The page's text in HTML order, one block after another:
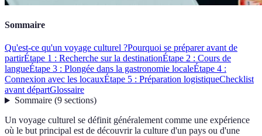
Sommaire
Qu'est-ce qu'un voyage culturel ?Pourquoi se préparer avant de
partirÉtape 1 : Recherche sur la destinationÉtape 2 : Cours de
langueÉtape 3 : Plongée dans la gastronomie localeÉtape 4 :
Connexion avec les locauxÉtape 5 : Préparation logistiqueChecklist
avant départGlossaire
Sommaire(9 sections)
Un voyage culturel se définit généralement comme une expérience
où le but principal est de découvrir la culture d'un pays ou d'une